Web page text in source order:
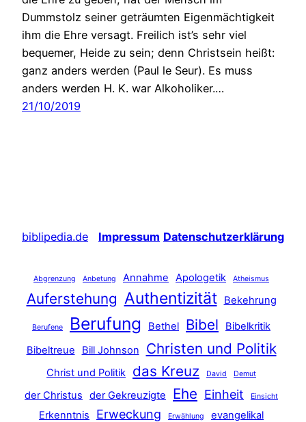
Dummstolz seiner geträumten Eigenmächtigkeit
ihm die Ehre versagt. Freilich ist’s sehr viel
bequemer, Heide zu sein; denn Christsein heißt:
ganz anders werden (Paul le Seur). Es muss
anders werden H. K. war Alkoholiker.…
21/10/2019
biblipedia.de Impressum Datenschutzerklärung
Abgrenzung Anbetung Annahme Apologetik Atheismus
Auferstehung Authentizität Bekehrung
Berufene Berufung Bethel Bibel
Bibelkritik
Bibeltreue
Bill Johnson Christen und Politik
Christ und Politik das Kreuz David Demut
der Christus der Gekreuzigte Ehe Einheit Einsicht
Erkenntnis Erweckung Erwählung evangelikal